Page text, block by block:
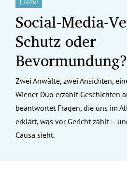
Untermenü
Untermenü
Untermenü
Untermenü
Untermenü
Social-Media-
Schutz oder
Bevormundung?
Zwei Anwälte, zwei Ansichten,
Wiener Duo erzählt Geschichten
beantwortet Fragen, die uns im
erklärt, was vor Gericht zählt –
Causa sieht.